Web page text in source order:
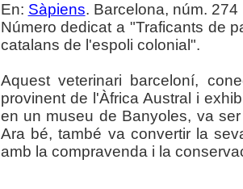
En: Sàpiens. Barcelona, núm.
Número dedicat a "Traficants de
catalans de l'espoli colonial".
Aquest veterinari barceloní,
provinent de l'Àfrica Austral i
en un museu de Banyoles, va
Ara bé, també va convertir la
amb la compravenda i la